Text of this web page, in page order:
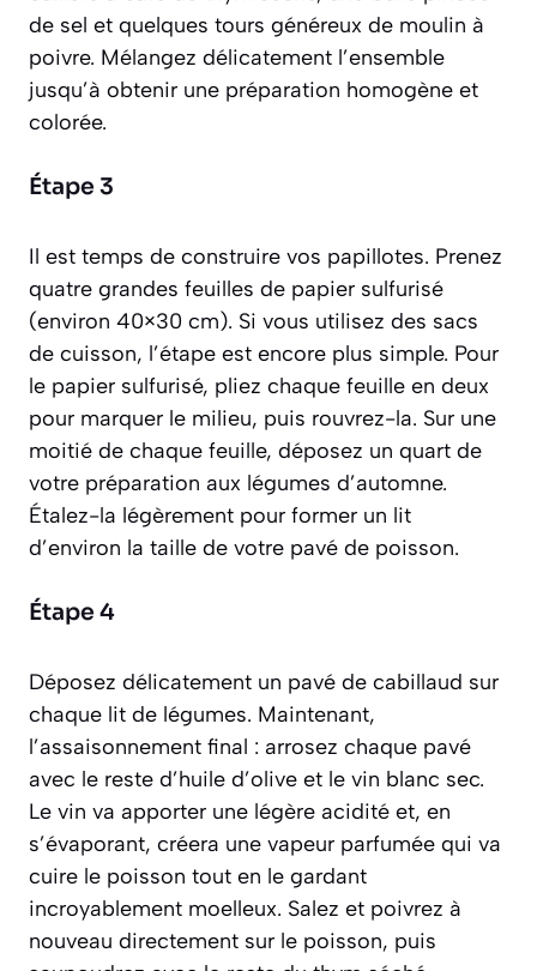
de sel et quelques tours généreux de moulin à
poivre. Mélangez délicatement l’ensemble
jusqu’à obtenir une préparation homogène et
colorée.
Étape 3
Il est temps de construire vos papillotes. Prenez
quatre grandes feuilles de papier sulfurisé
(environ 40×30 cm). Si vous utilisez des sacs
de cuisson, l’étape est encore plus simple. Pour
le papier sulfurisé, pliez chaque feuille en deux
pour marquer le milieu, puis rouvrez-la. Sur une
moitié de chaque feuille, déposez un quart de
votre préparation aux légumes d’automne.
Étalez-la légèrement pour former un lit
d’environ la taille de votre pavé de poisson.
Étape 4
Déposez délicatement un pavé de cabillaud sur
chaque lit de légumes. Maintenant,
l’assaisonnement final : arrosez chaque pavé
avec le reste d’huile d’olive et le vin blanc sec.
Le vin va apporter une légère acidité et, en
s’évaporant, créera une vapeur parfumée qui va
cuire le poisson tout en le gardant
incroyablement moelleux. Salez et poivrez à
nouveau directement sur le poisson, puis